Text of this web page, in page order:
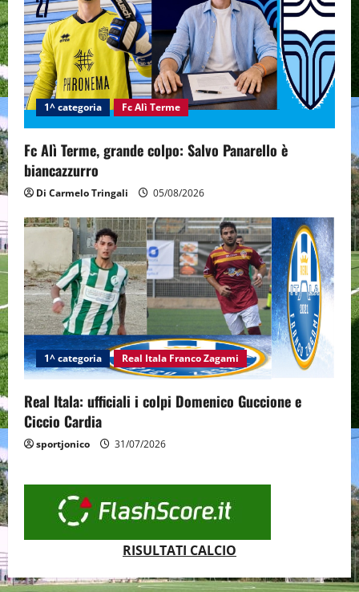
1^ categoria Fc Alì Terme
Fc Alì Terme, grande colpo: Salvo Panarello è
biancazzurro
Di Carmelo Tringali 05/08/2026
1^ categoria Real Itala Franco Zagami
Real Itala: ufficiali i colpi Domenico Guccione e
Ciccio Cardia
sportjonico 31/07/2026
RISULTATI CALCIO